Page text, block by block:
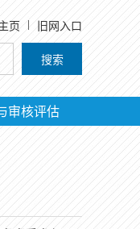
页 旧网入口
搜索
审核评估